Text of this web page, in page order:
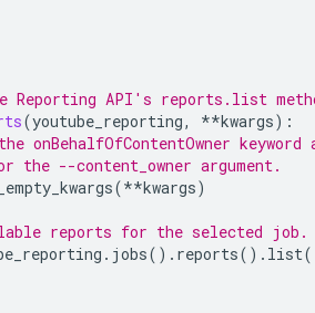
Reporting API's reports.list
(youtube_reporting, **kwargs):
onBehalfOfContentOwner
the --content_owner argument.
(**kwargs)
reports for the selected job.
. jobs() . reports() . list(